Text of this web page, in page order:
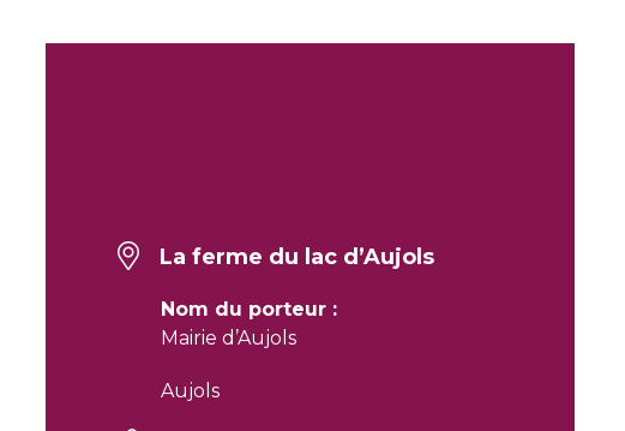
La ferme du lac d’Aujols
Nom du porteur :
Mairie d’Aujols
Aujols